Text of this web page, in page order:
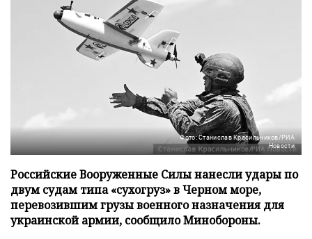
Фото: Станислав Красильников/РИА
Новости
Российские Вооруженные Силы нанесли удары по
двум судам типа «сухогруз» в Черном море,
перевозившим грузы военного назначения для
украинской армии, сообщило Минобороны.